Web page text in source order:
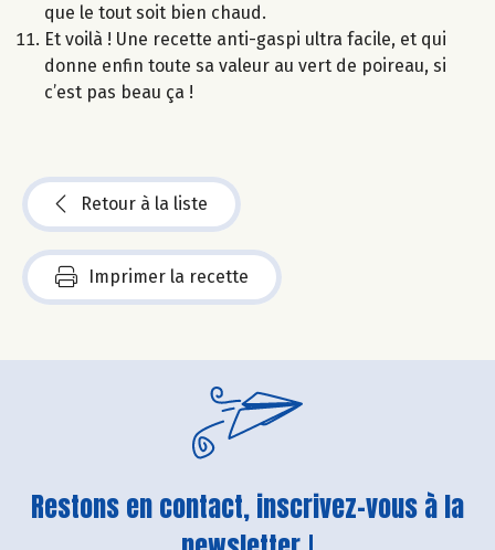
que le tout soit bien chaud.
Et voilà ! Une recette anti-gaspi ultra facile, et qui
donne enfin toute sa valeur au vert de poireau, si
c’est pas beau ça !
Retour à la liste
Imprimer la recette
Restons en contact, inscrivez-vous à la